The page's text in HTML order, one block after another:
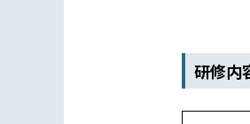
研修内